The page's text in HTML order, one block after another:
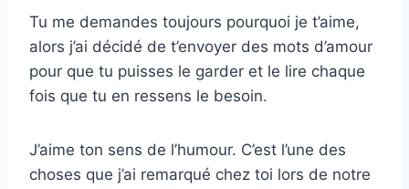
Tu me demandes toujours pourquoi je t’aime,
alors j’ai décidé de t’envoyer des mots d’amour
pour que tu puisses le garder et le lire chaque
fois que tu en ressens le besoin.
J’aime ton sens de l’humour. C’est l’une des
choses que j’ai remarqué chez toi lors de notre